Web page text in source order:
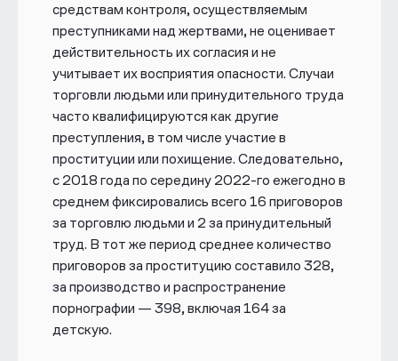
средствам контроля, осуществляемым
преступниками над жертвами, не оценивает
действительность их согласия и не
учитывает их восприятия опасности. Случаи
торговли людьми или принудительного труда
часто квалифицируются как другие
преступления, в том числе участие в
проституции или похищение. Следовательно,
с 2018 года по середину 2022-го ежегодно в
среднем фиксировались всего 16 приговоров
за торговлю людьми и 2 за принудительный
труд. В тот же период среднее количество
приговоров за проституцию составило 328,
за производство и распространение
порнографии — 398, включая 164 за
детскую.